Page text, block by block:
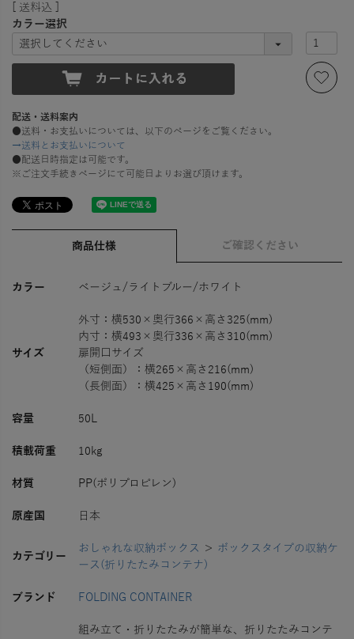
送料込
カラー選択
配送・送料案内
●送料・お支払いについては、以下のページをご覧ください。
→送料とお支払いについて
●配送日時指定は可能です。
※ご注文手続きページにて可能日よりお選び頂けます。
商品仕様 ご確認ください
カラー ベージュ/ライトブルー/ホワイト
サイズ
外寸：横530×奥行366×高さ325(mm)
内寸：横493×奥行336×高さ310(mm)
扉開口サイズ
（短側面）：横265×高さ216(mm)
（長側面）：横425×高さ190(mm)
容量 50L
積載荷重 10kg
材質 PP(ポリプロピレン)
原産国 日本
カテゴリー
おしゃれな収納ボックス ＞ ボックスタイプの収納ケ
ース(折りたたみコンテナ)
ブランド FOLDING CONTAINER
組み立て・折りたたみが簡単な、折りたたみコンテ